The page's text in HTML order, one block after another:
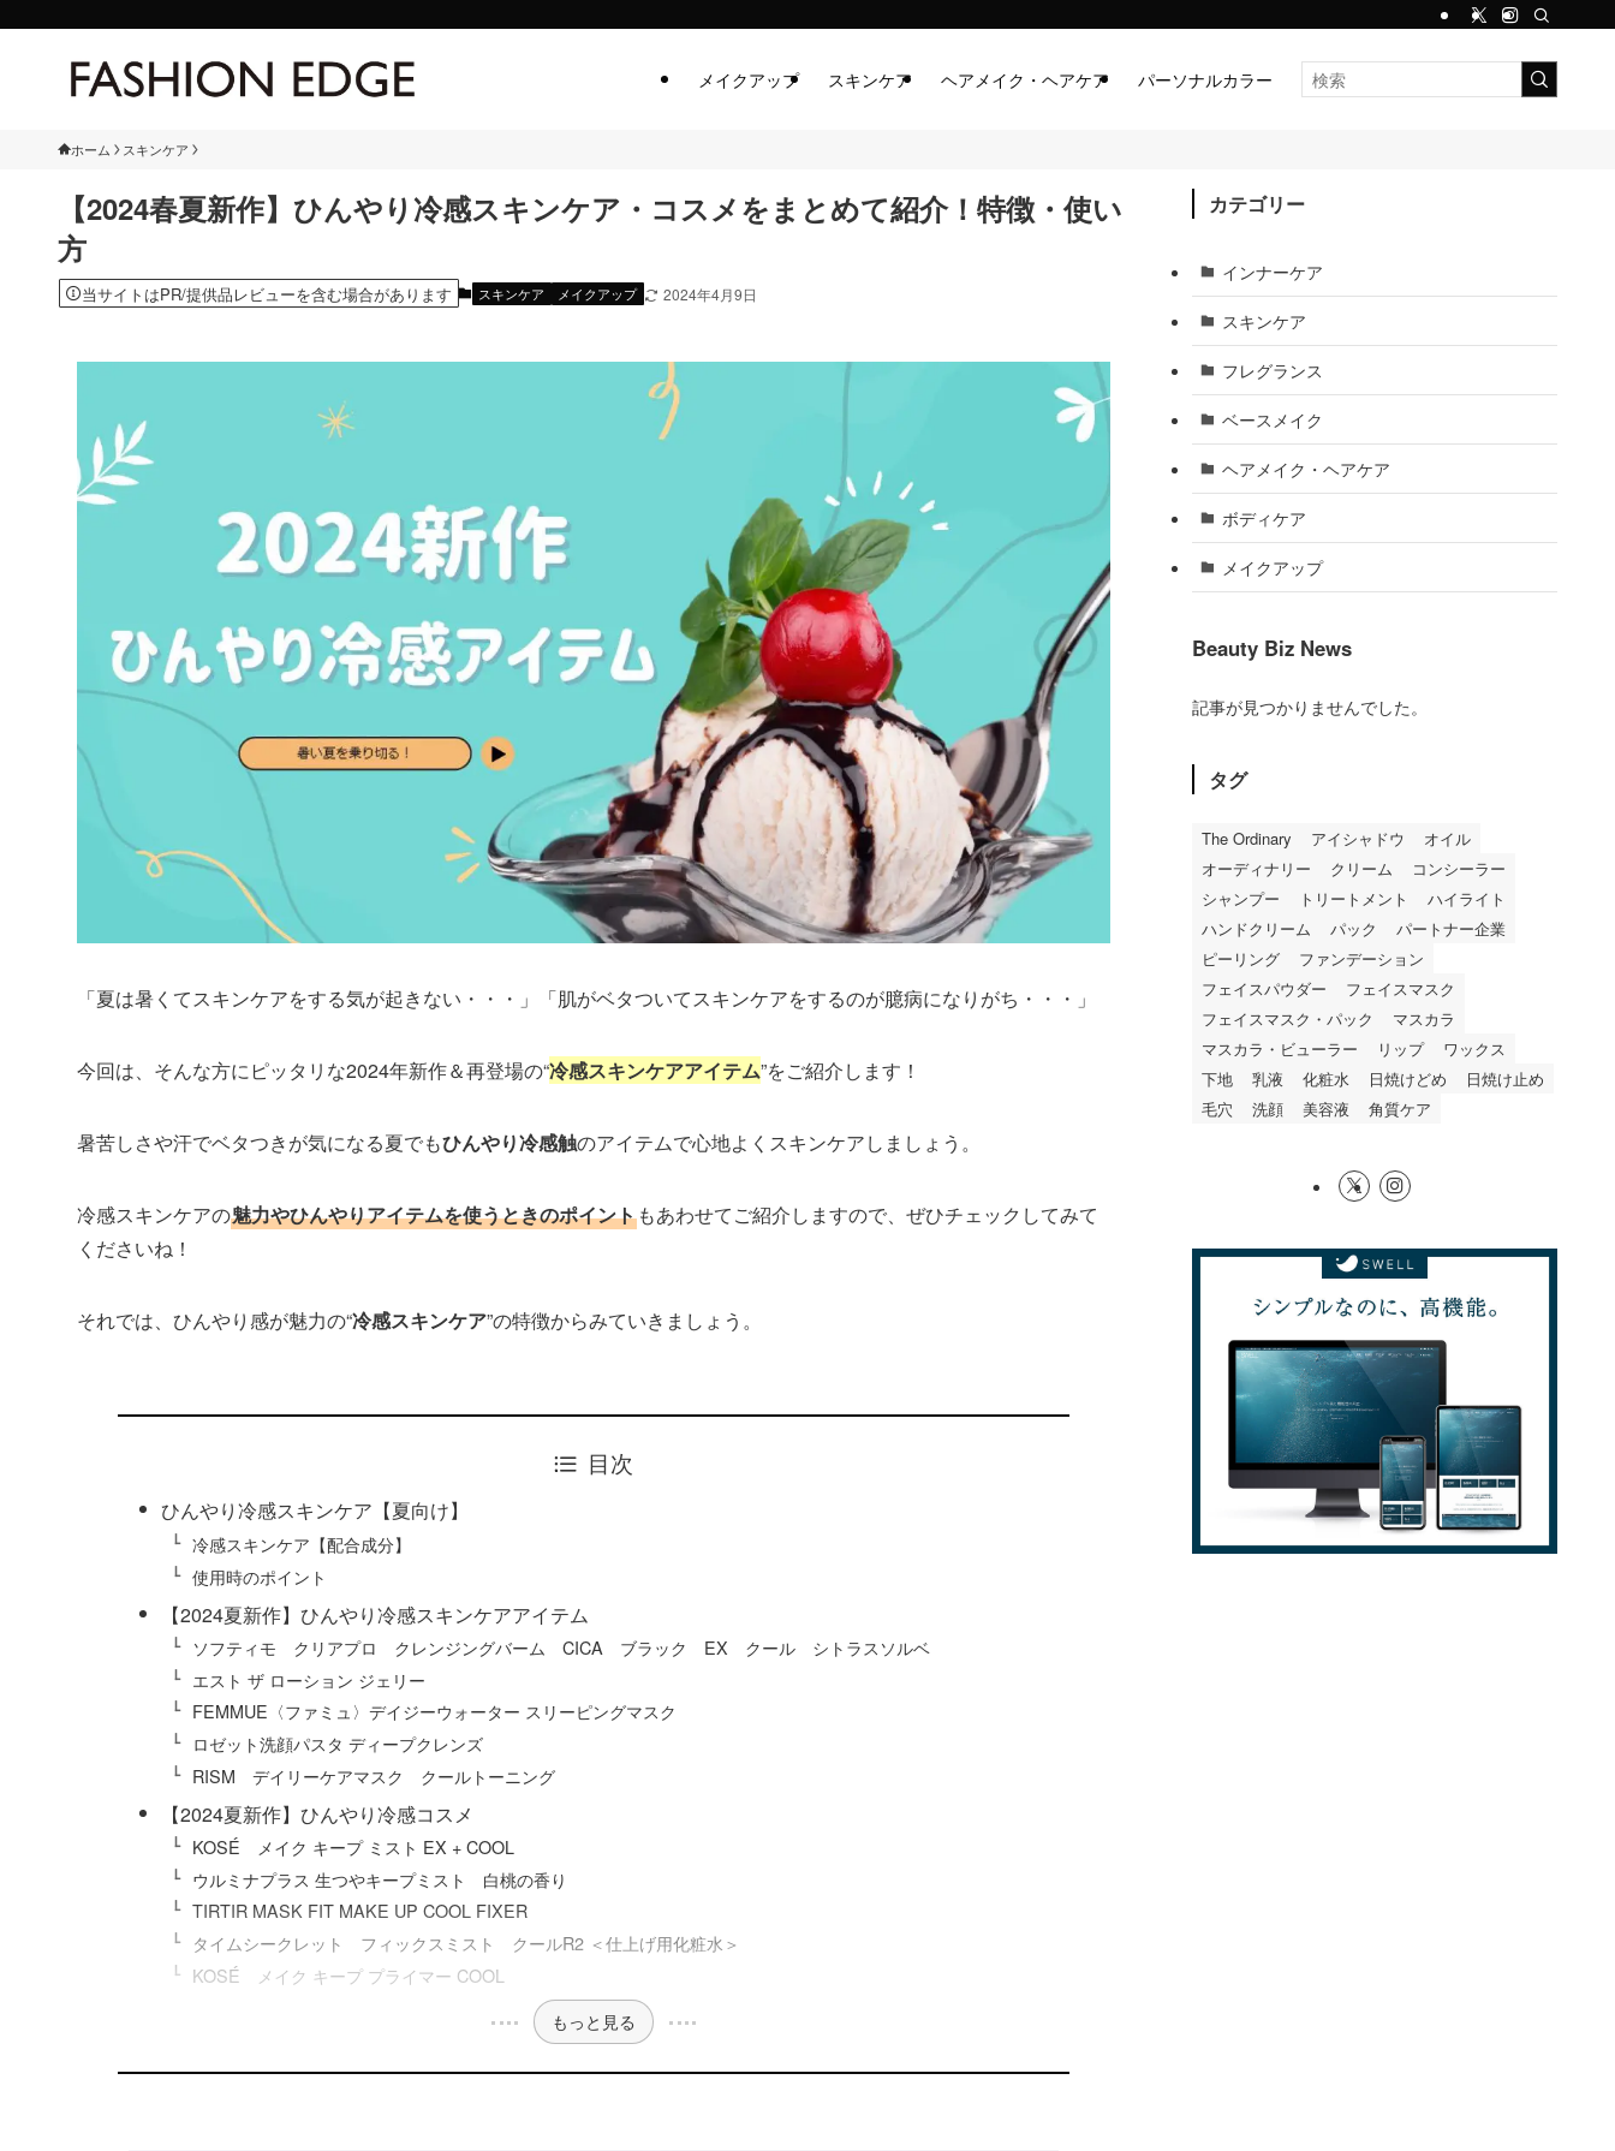
メイクアップ スキンケア ヘアメイク・ヘアケア パーソナルカラー
ホーム スキンケア
【2024春夏新作】ひんやり冷感スキンケア・コスメをまとめて紹介！特徴・使い
方
当サイトはPR/提供品レビューを含む場合があります スキンケア メイクアップ 2024年4月9日
「夏は暑くてスキンケアをする気が起きない・・・」「肌がベタついてスキンケアをするのが臆病になりがち・・・」
今回は、そんな方にピッタリな2024年新作＆再登場の“冷感スキンケアアイテム”をご紹介します！
暑苦しさや汗でベタつきが気になる夏でもひんやり冷感触のアイテムで心地よくスキンケアしましょう。
冷感スキンケアの魅力やひんやりアイテムを使うときのポイントもあわせてご紹介しますので、ぜひチェックしてみて
くださいね！
それでは、ひんやり感が魅力の“冷感スキンケア”の特徴からみていきましょう。
目次
ひんやり冷感スキンケア【夏向け】
冷感スキンケア【配合成分】
使用時のポイント
【2024夏新作】ひんやり冷感スキンケアアイテム
ソフティモ クリアプロ クレンジングバーム CICA ブラック EX クール シトラスソルベ
エスト ザ ローション ジェリー
FEMMUE〈ファミュ〉デイジーウォーター スリーピングマスク
ロゼット洗顔パスタ ディープクレンズ
RISM デイリーケアマスク クールトーニング
【2024夏新作】ひんやり冷感コスメ
KOSÉ メイク キープ ミスト EX + COOL
ウルミナプラス 生つやキープミスト 白桃の香り
TIRTIR MASK FIT MAKE UP COOL FIXER
タイムシークレット フィックスミスト クールR2 ＜仕上げ用化粧水＞
KOSÉ メイク キープ プライマー COOL
もっと見る
カテゴリー
インナーケア
スキンケア
フレグランス
ベースメイク
ヘアメイク・ヘアケア
ボディケア
メイクアップ
Beauty Biz News
記事が見つかりませんでした。
タグ
The Ordinary アイシャドウ
オイル
オーディナリー
クリーム
コンシーラー
シャンプー
トリートメント
ハイライト
ハンドクリーム
パック
パートナー企業
ピーリング
ファンデーション
フェイスパウダー
フェイスマスク
フェイスマスク・パック
マスカラ
マスカラ・ビューラー
リップ
ワックス
下地
乳液 化粧水 日焼けどめ
日焼け止め
毛穴
洗顔 美容液 角質ケア